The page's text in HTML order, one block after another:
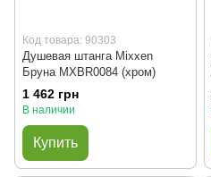
Код товара: 90303
Душевая штанга Mixxen
Бруна MXBR0084 (хром)
1 462 грн
В наличии
Купить